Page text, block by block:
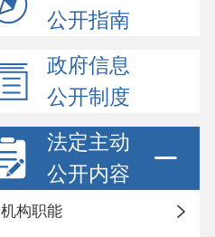
公开指南
政府信息
公开制度
法定主动
公开内容
机构职能